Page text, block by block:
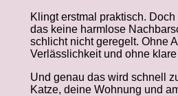
Klingt erstmal praktisch.
das keine harmlose
schlicht nicht geregelt. Ohne
Verlässlichkeit und ohne
Und genau das wird schnell
Katze, deine Wohnung und